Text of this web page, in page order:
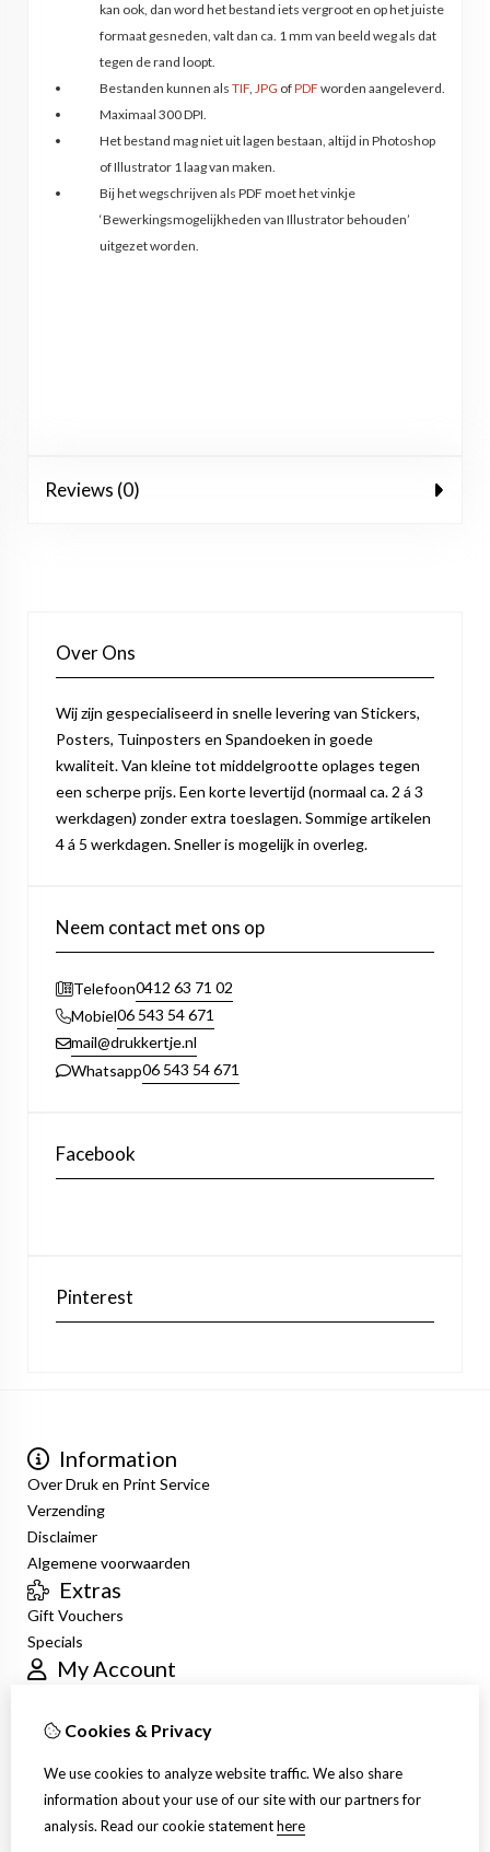
kan ook, dan word het bestand iets vergroot en op het juiste
formaat gesneden, valt dan ca. 1 mm van beeld weg als dat
tegen de rand loopt.
Bestanden kunnen als TIF, JPG ofPDF worden aangeleverd.
Maximaal 300 DPI.
Het bestand mag niet uit lagen bestaan, altijd in Photoshop
of Illustrator 1 laag van maken.
Bij het wegschrijven als PDF moet het vinkje
‘Bewerkingsmogelijkheden van Illustrator behouden’
uitgezet worden.
Reviews (0)
Over Ons
Wij zijn gespecialiseerd in snelle levering van Stickers,
Posters, Tuinposters en Spandoeken in goede
kwaliteit. Van kleine tot middelgrootte oplages tegen
een scherpe prijs. Een korte levertijd (normaal ca. 2 á 3
werkdagen) zonder extra toeslagen. Sommige artikelen
4 á 5 werkdagen. Sneller is mogelijk in overleg.
Neem contact met ons op
Telefoon0412 63 71 02
Mobiel06 543 54 671
mail@drukkertje.nl
Whatsapp06 543 54 671
Facebook
Pinterest
Information
Over Druk en Print Service
Verzending
Disclaimer
Algemene voorwaarden
Extras
Gift Vouchers
Specials
My Account
Order History
Customer Service
Contact Us
Site Map
Cookies & Privacy
We use cookies to analyze website traffic. We also share
information about your use of our site with our partners for
analysis. Read our cookie statementhere